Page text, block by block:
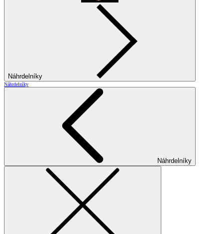
Náhrdelníky
Náhrdelníky
Náhrdelníky